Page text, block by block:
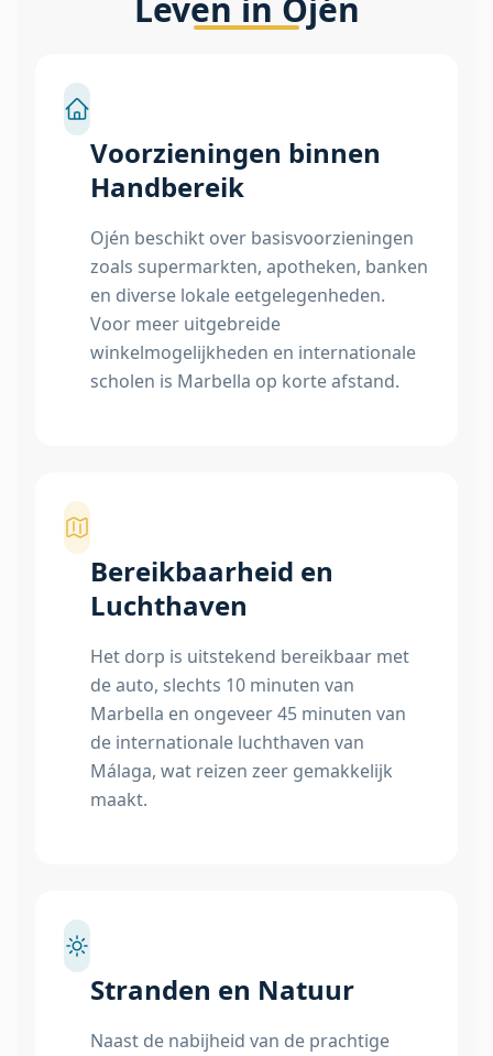
Leven in Ojén
Voorzieningen binnen
Handbereik
Ojén beschikt over basisvoorzieningen
zoals supermarkten, apotheken, banken
en diverse lokale eetgelegenheden.
Voor meer uitgebreide
winkelmogelijkheden en internationale
scholen is Marbella op korte afstand.
Bereikbaarheid en
Luchthaven
Het dorp is uitstekend bereikbaar met
de auto, slechts 10 minuten van
Marbella en ongeveer 45 minuten van
de internationale luchthaven van
Málaga, wat reizen zeer gemakkelijk
maakt.
Stranden en Natuur
Naast de nabijheid van de prachtige